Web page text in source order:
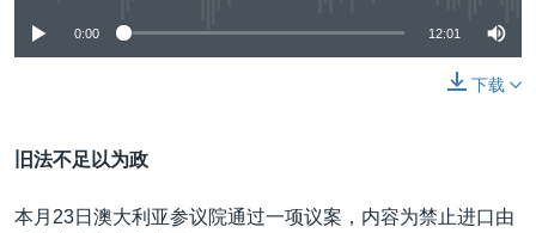
0:00 12:01
下载
旧法不足以为政
本月23日澳大利亚参议院通过一项议案，内容为禁止进口由